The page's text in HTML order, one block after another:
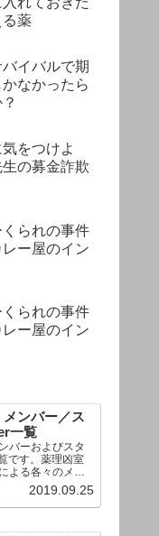
る薬
イバルで期
なかったら
をつけよ
の募金詐欺
られの事件
ー屋のイン
られの事件
ー屋のイン
メンバー／ス
一覧
バーおよびスタ
です。薬理凶室
よる各々のメン
き。Twitterへの
フォローボタン
フォローできま
2019.09.25